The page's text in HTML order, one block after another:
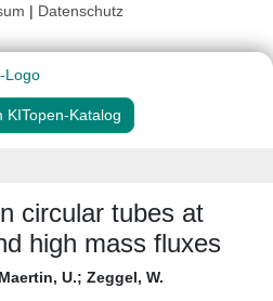
| Datenschutz
KITopen-Katalog
circular tubes at
high mass fluxes
Maertin, U.; Zeggel, W.